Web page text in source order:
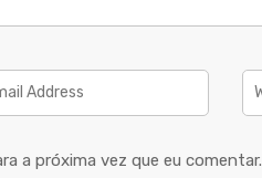
a próxima vez que eu comentar.